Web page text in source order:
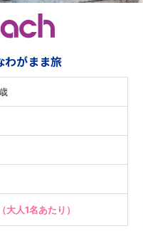
わがまま旅
大人1名あたり）